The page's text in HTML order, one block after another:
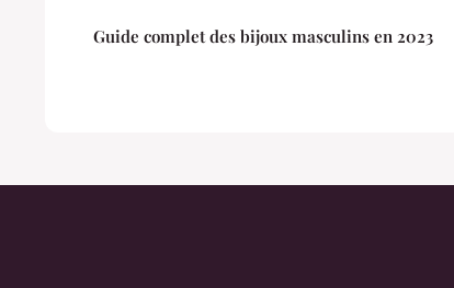
Guide complet des bijoux masculins en 2023